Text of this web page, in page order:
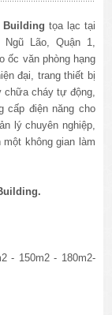
Building tọa lạc tại
Lão, Quận 1,
ốc văn phòng hạng
đại, trang thiết bị
chữa cháy tự động,
cấp điện năng cho
lý chuyên nghiệp,
một không gian làm
- 150m2 - 180m2-